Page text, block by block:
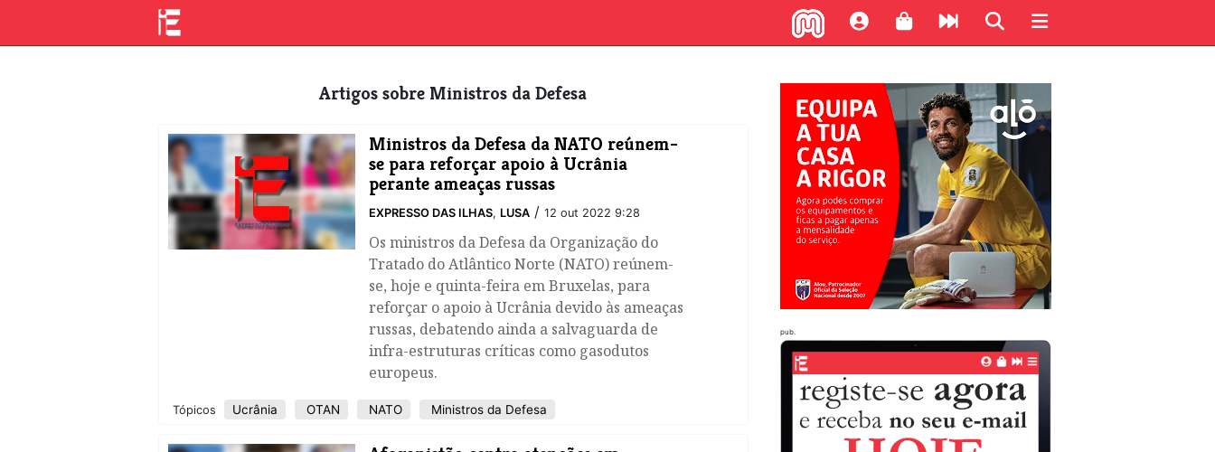
Artigos sobre Ministros da Defesa
Ministros da Defesa da NATO reúnem-
se para reforçar apoio à Ucrânia
perante ameaças russas
EXPRESSO DAS ILHAS, LUSA / 12 out 2022 9:28
​Os ministros da Defesa da Organização do
Tratado do Atlântico Norte (NATO) reúnem-
se, hoje e quinta-feira em Bruxelas, para
reforçar o apoio à Ucrânia devido às ameaças
russas, debatendo ainda a salvaguarda de
infra-estruturas críticas como gasodutos
europeus.
Tópicos Ucrânia OTAN NATO Ministros da Defesa
pub.